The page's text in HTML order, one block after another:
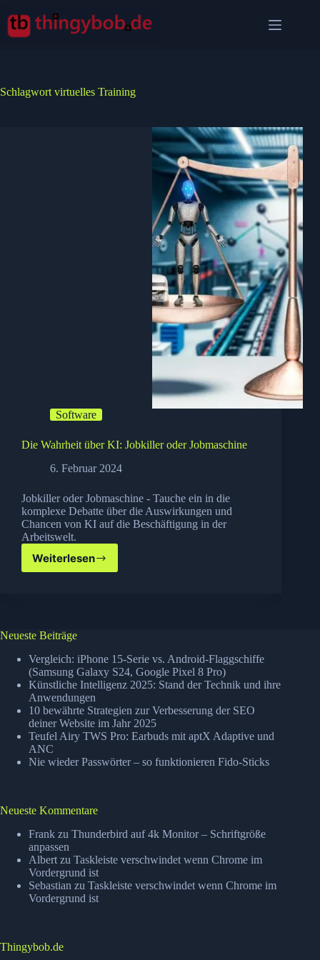
Inhalt
springen
Schlagwort virtuelles Training
Software
Die Wahrheit über KI: Jobkiller oder Jobmaschine
6. Februar 2024
Jobkiller oder Jobmaschine - Tauche ein in die
komplexe Debatte über die Auswirkungen und
Chancen von KI auf die Beschäftigung in der
Arbeitswelt.
Weiterlesen
Die
oder
Jobmaschine
Neueste Beiträge
Vergleich: iPhone 15-Serie vs. Android-Flaggschiffe
(Samsung Galaxy S24, Google Pixel 8 Pro)
Künstliche Intelligenz 2025: Stand der Technik und ihre
Anwendungen
10 bewährte Strategien zur Verbesserung der SEO
deiner Website im Jahr 2025
Teufel Airy TWS Pro: Earbuds mit aptX Adaptive und
ANC
Nie wieder Passwörter – so funktionieren Fido-Sticks
Neueste Kommentare
Frank zu Thunderbird auf 4k Monitor – Schriftgröße
anpassen
Albert zu Taskleiste verschwindet wenn Chrome im
Vordergrund ist
Sebastian zu Taskleiste verschwindet wenn Chrome im
Vordergrund ist
Thingybob.de